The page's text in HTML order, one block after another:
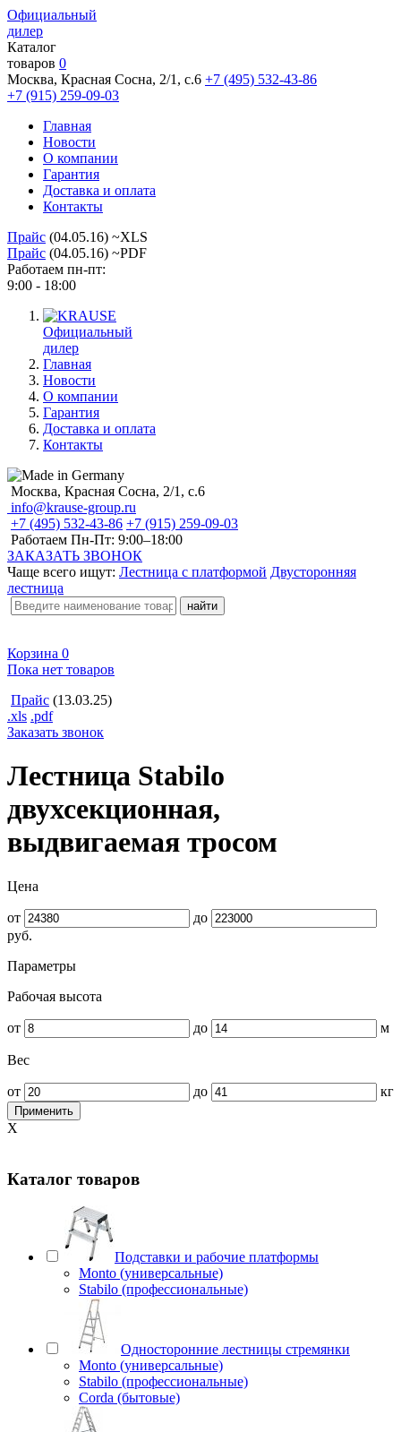
Официальный
дилер
Каталог
товаров 0
Москва, Красная Сосна, 2/1, с.6 +7 (495) 532-43-86
+7 (915) 259-09-03
Главная
Новости
О компании
Гарантия
Доставка и оплата
Контакты
Прайс (04.05.16) ~XLS
Прайс (04.05.16) ~PDF
Работаем пн-пт:
9:00 - 18:00
Официальный
дилер
Главная
Новости
О компании
Гарантия
Доставка и оплата
Контакты
Москва, Красная Сосна, 2/1, с.6
info@krause-group.ru
+7 (495) 532-43-86 +7 (915) 259-09-03
Работаем Пн-Пт: 9:00–18:00
ЗАКАЗАТЬ ЗВОНОК
Чаще всего ищут: Лестница с платформой Двусторонняя
лестница
Корзина 0
Пока нет товаров
Прайс (13.03.25)
.xls .pdf
Заказать звонок
Лестница Stabilo
двухсекционная,
выдвигаемая тросом
Цена
от
до
руб.
Параметры
Рабочая высота
от до м
Вес
от до кг
Применить
X
Каталог товаров
Подставки и рабочие платформы
Monto (универсальные)
Stabilo (профессиональные)
Односторонние лестницы стремянки
Monto (универсальные)
Stabilo (профессиональные)
Corda (бытовые)